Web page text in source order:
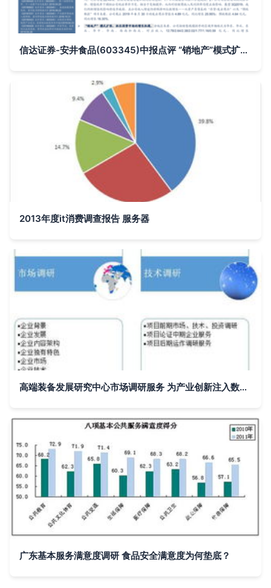
信达证券-安井食品(603345)中报点评 “销地产”模式扩张，抓住弱势市场的增长机遇
2013年度it消费调查报告 服务器
高端装备发展研究中心市场调研服务 为产业创新注入数据驱动力
广东基本服务满意度调研 食品安全满意度为何垫底？